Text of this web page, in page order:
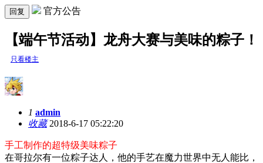
回复 官方公告
【端午节活动】龙舟大赛与美味的粽子！
只看楼主
1 admin
收藏2018-6-17 05:22:20
手工制作的超特级美味粽子
在哥拉尔有一位粽子达人，他的手艺在魔力世界中无人能比，